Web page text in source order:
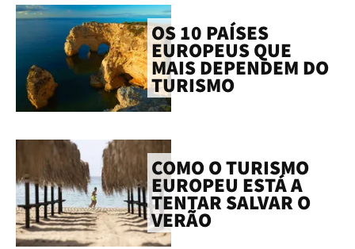
OS 10 PAÍSES
EUROPEUS QUE
MAIS DEPENDEM DO
TURISMO
COMO O TURISMO
EUROPEU ESTÁ A
TENTAR SALVAR O
VERÃO